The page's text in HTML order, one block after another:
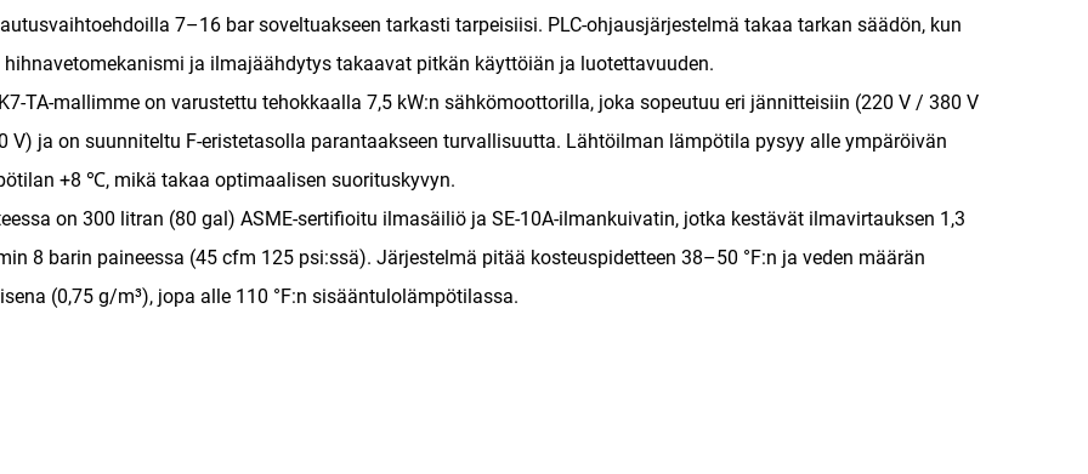
7–16 bar soveltuakseen tarkasti tarpeisiisi. PLC-ohjausjärjestelmä takaa tarkan säädön, kun
hihnavetomekanismi ja ilmajäähdytys takaavat pitkän käyttöiän ja luotettavuuden.
TA-mallimme on varustettu tehokkaalla 7,5 kW:n sähkömoottorilla, joka sopeutuu eri jännitteisiin (220 V / 380 V
V) ja on suunniteltu F-eristetasolla parantaakseen turvallisuutta. Lähtöilman lämpötila pysyy alle ympäröivän
+8 ℃, mikä takaa optimaalisen suorituskyvyn.
on 300 litran (80 gal) ASME-sertifioitu ilmasäiliö ja SE-10A-ilmankuivatin, jotka kestävät ilmavirtauksen 1,3
8 barin paineessa (45 cfm 125 psi:ssä). Järjestelmä pitää kosteuspidetteen 38–50 °F:n ja veden määrän
(0,75 g/m³), jopa alle 110 °F:n sisääntulolämpötilassa.